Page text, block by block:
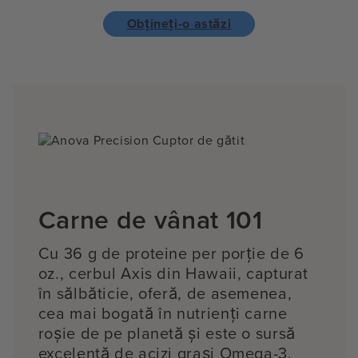
Obțineți-o astăzi
Carne de vânat 101
Cu 36 g de proteine per porție de 6
oz., cerbul Axis din Hawaii, capturat
în sălbăticie, oferă, de asemenea,
cea mai bogată în nutrienți carne
roșie de pe planetă și este o sursă
excelentă de acizi grași Omega-3.